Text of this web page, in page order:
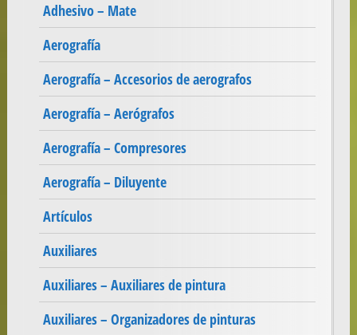
Adhesivo – Mate
Aerografía
Aerografía – Accesorios de aerografos
Aerografía – Aerógrafos
Aerografía – Compresores
Aerografía – Diluyente
Artículos
Auxiliares
Auxiliares – Auxiliares de pintura
Auxiliares – Organizadores de pinturas